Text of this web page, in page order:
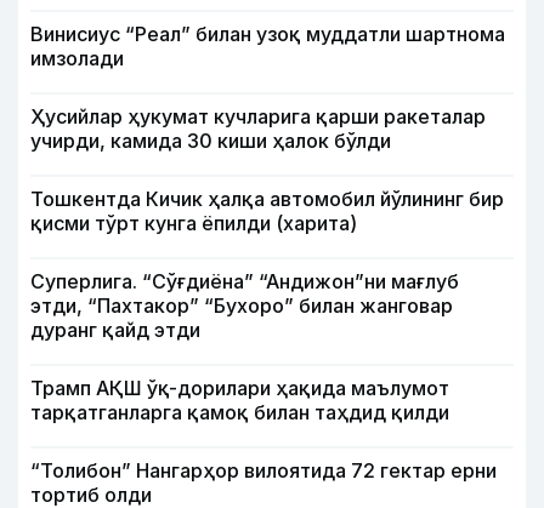
Винисиус “Реал” билан узоқ муддатли шартнома
имзолади
Ҳусийлар ҳукумат кучларига қарши ракеталар
учирди, камида 30 киши ҳалок бўлди
Тошкентда Кичик ҳалқа автомобил йўлининг бир
қисми тўрт кунга ёпилди (харита)
Суперлига. “Сўғдиёна” “Андижон”ни мағлуб
этди, “Пахтакор” “Бухоро” билан жанговар
дуранг қайд этди
Трамп АҚШ ўқ-дорилари ҳақида маълумот
тарқатганларга қамоқ билан таҳдид қилди
“Толибон” Нангарҳор вилоятида 72 гектар ерни
тортиб олди